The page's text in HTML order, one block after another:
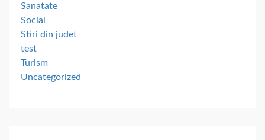
Sanatate
Social
Stiri din judet
test
Turism
Uncategorized